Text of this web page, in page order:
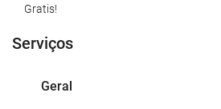
Gratis!
Serviços
Geral